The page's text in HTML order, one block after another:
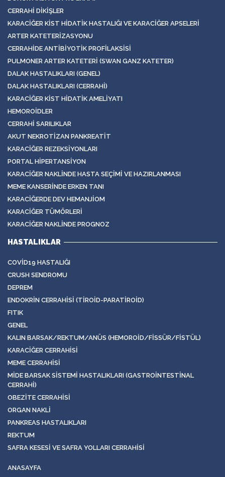
CERRAHI DIKIŞLER
KARACIĞER KIST HIDATIK HASTALIĞI VE KARACIĞER APSELERI
ARTER KATETERIZASYONU
CERRAHIDE ANTIBIYOTIK PROFILAKSISI
PULMONER ARTER KATETERI (SWAN GANZ KATETER)
DALAK HASTALIKLARI (GENEL)
DALAK HASTALIKLARI (CERRAHI)
KARACIĞER KIST HIDATIK AMELIYATI
HEMOROIDLER
CERRAHI SARILIKLAR
AKUT NEKROTIZAN PANKREATIT
KARACIĞER REZEKSIYONLARI
PORTAL HIPERTANSIYON
KARACIĞER NAKLINDE HASTA SEÇIMI VE HAZIRLANMASI
MEME KANSERINDE ERKEN TANI
KARACIĞERDE DEV HEMANJIOM
KARACIĞER TÜMÖRLERI
KARACIĞER NAKLINDE PROGNOZ
HASTALIKLAR
COVID19 HASTALIĞI
CRUSH SENDROMU
DEPREM
ENDOKRIN CERRAHISI (TIROID-PARATIROID)
FITIK
GENEL
KALIN BARSAK/REKTUM/ANÜS (HEMOROID/FISSÜR/FISTÜL)
KARACIĞER CERRAHISI
MEME CERRAHISI
MIDE BARSAK SISTEMI HASTALIKLARI (GASTROINTESTINAL
CERRAHI)
OBEZITE CERRAHISI
ORGAN NAKLI
PANKREAS HASTALIKLARI
REKTUM
SAFRA KESESI VE SAFRA YOLLARI CERRAHISI
ANASAYFA